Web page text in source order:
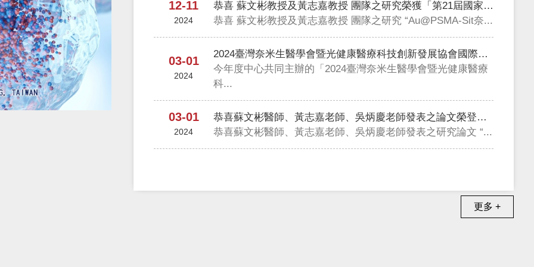
12-11
2024
恭喜 蘇文彬教授及黃志嘉教授 團隊之研究榮獲「第21屆國家新創獎-學研新創獎」
恭喜 蘇文彬教授及黃志嘉教授 團隊之研究 “Au@PSMA-Sit奈...
03-01
2024
2024臺灣奈米生醫學會暨光健康醫療科技創新發展協會國際研討會
今年度中心共同主辦的「2024臺灣奈米生醫學會暨光健康醫療
科...
03-01
2024
恭喜蘇文彬醫師、黃志嘉老師、吳炳慶老師發表之論文榮登Nano Today
恭喜蘇文彬醫師、黃志嘉老師、吳炳慶老師發表之研究論文 “...
更多 +